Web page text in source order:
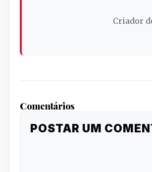
Criador
Comentários
POSTAR UM